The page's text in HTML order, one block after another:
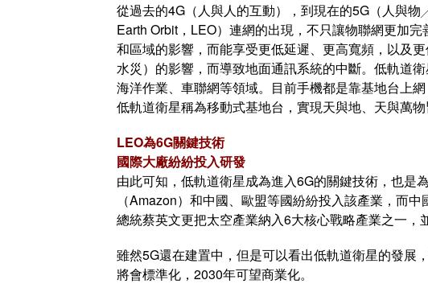
從過去的4G（人與人的互動），到現在的5G（人與
Earth Orbit，LEO）連網的出現，不只讓物聯網更加
和區域的影響，而能享受更低延遲、更高寬頻，以及
水災）的影響，而導致地面通訊系統的中斷。低軌道
海洋作業、車聯網等領域。目前手機都是靠基地台上
低軌道衛星稱為移動式基地台，實現天與地、天與萬
LEO為6G關鍵技術
國際大廠紛紛投入研發
由此可知，低軌道衛星成為進入6G的關鍵技術，也是
（Amazon）和中國、歐盟等國紛紛投入該產業，而
總統蔡英文更把太空產業納入6大核心戰略產業之一，
雖然5G還在建置中，但是可以看出低軌道衛星的發展
將會標準化，2030年可望商業化。